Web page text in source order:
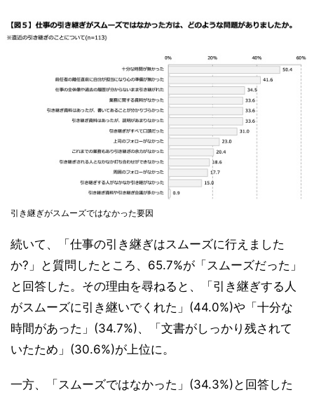
引き継ぎがスムーズではなかった要因
続いて、「仕事の引き継ぎはスムーズに行えました
か?」と質問したところ、65.7%が「スムーズだった」
と回答した。その理由を尋ねると、「引き継ぎする人
がスムーズに引き継いでくれた」(44.0%)や「十分な
時間があった」(34.7%)、「文書がしっかり残されて
いたため」(30.6%)が上位に。
一方、「スムーズではなかった」(34.3%)と回答した